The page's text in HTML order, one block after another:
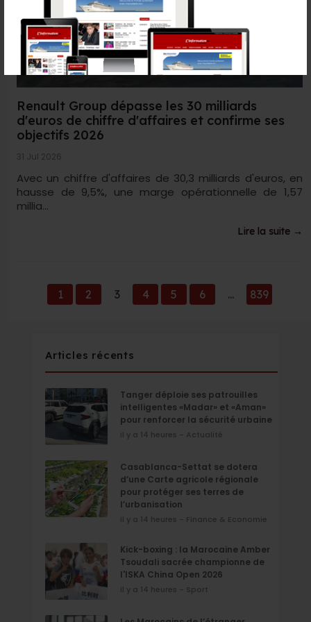
Renault Group dépasse les 30 milliards
d'euros de chiffre d'affaires et confirme ses
objectifs 2026
31 Jul 2026
Avec un chiffre d'affaires de 30,3 milliards d'euros, en
hausse de 9,5%, une marge opérationnelle de 1,57
millia...
Lire la suite →
1 2 3 4 5 6 ... 839
Articles récents
Tanger déploie ses patrouilles
intelligentes «Madar» et «Aman»
pour renforcer la sécurité urbaine
il y a 14 heures - Actualité
Casablanca-Settat se dotera
d’une Carte agricole régionale
pour protéger ses terres de
l’urbanisation
il y a 14 heures - Finance & Economie
Kick-boxing : la Marocaine Amber
Tsoudali sacrée championne de
l'ISKA China Open 2026
il y a 14 heures - Sport